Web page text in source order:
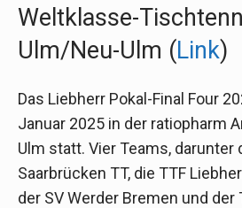
Weltklasse-
Ulm/Neu-Ulm (Link)
Das Liebherr Pokal-Final Four
Januar 2025 in der ratiopharm
Ulm statt. Vier Teams, darunter
Saarbrücken TT, die TTF
der SV Werder Bremen und der